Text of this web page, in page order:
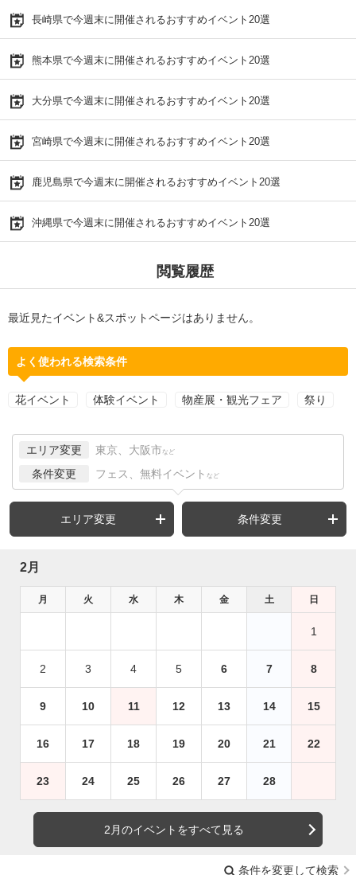
長崎県で今週末に開催されるおすすめイベント20選
熊本県で今週末に開催されるおすすめイベント20選
大分県で今週末に開催されるおすすめイベント20選
宮崎県で今週末に開催されるおすすめイベント20選
鹿児島県で今週末に開催されるおすすめイベント20選
沖縄県で今週末に開催されるおすすめイベント20選
閲覧履歴
最近見たイベント&スポットページはありません。
よく使われる検索条件
花イベント 体験イベント 物産展・観光フェア 祭り
エリア変更 東京、大阪市 など
条件変更 フェス、無料イベント など
エリア変更 条件変更
2月
月 火 水 木 金 土 日
1
2 3 4 5 6 7 8
9 10 11 12 13 14 15
16 17 18 19 20 21 22
23 24 25 26 27 28
2月のイベントをすべて見る
条件を変更して検索